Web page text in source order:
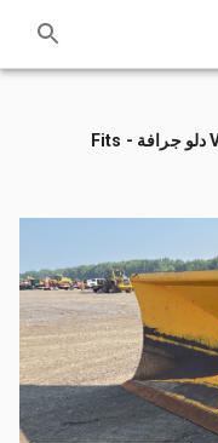
Vallee 168 in Q/C Side Dump Hydraulic دلو جرافة - Fits